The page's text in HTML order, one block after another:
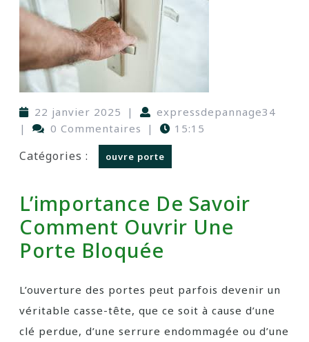
22 janvier 2025 |
expressdepannage34
|
0 Commentaires | 15:15
Catégories : ouvre porte
L’importance De Savoir
Comment Ouvrir Une
Porte Bloquée
L’ouverture des portes peut parfois devenir un
véritable casse-tête, que ce soit à cause d’une
clé perdue, d’une serrure endommagée ou d’une